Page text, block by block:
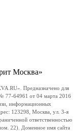
Москва»
Предназначено для
77-64961 от 04 марта 2016
информационных
123298, Москва, ул. 3-я
ответственностью
22). Доменное имя сайта